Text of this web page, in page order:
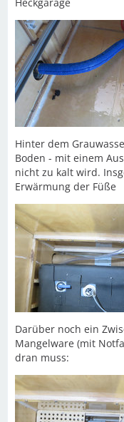
Heckgarage
Hinter dem
Boden - mit einem
nicht zu kalt wird.
Erwärmung der Füße
Darüber noch ein
Mangelware (mit
dran muss: